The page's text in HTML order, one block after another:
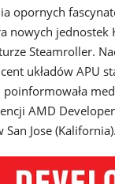
opornych
nowych
Steamroller.
układów APU
AMD
Jose (Kalifornia).